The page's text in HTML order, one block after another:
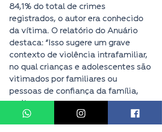
84,1% do total de crimes
registrados, o autor era conhecido
da vítima. O relatório do Anuário
destaca: “Isso sugere um grave
contexto de violência intrafamiliar,
no qual crianças e adolescentes são
vitimados por familiares ou
pessoas de confiança da família,
muitas vezes por pessoas com
quem tinham algum vínculo de